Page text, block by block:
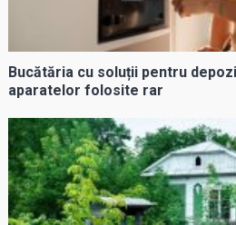
Bucătăria cu soluții pentru
aparatelor folosite rar